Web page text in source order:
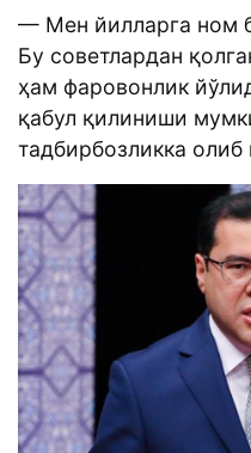
— Мен йилларга ном
Бу советлардан
ҳам фаровонлик
қабул қилиниши
тадбирбозликка олиб